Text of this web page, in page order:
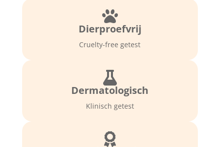
zachte
huidtypes
(tube

Dierproefvrij
Cruelty-free getest

Dermatologisch
Klinisch getest
